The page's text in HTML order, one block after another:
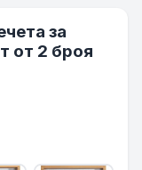
за
от 2 броя